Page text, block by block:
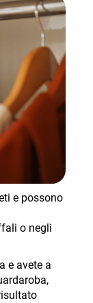
e possono
o negli
e avete a